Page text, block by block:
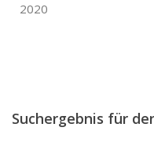
2020
Suchergebnis für